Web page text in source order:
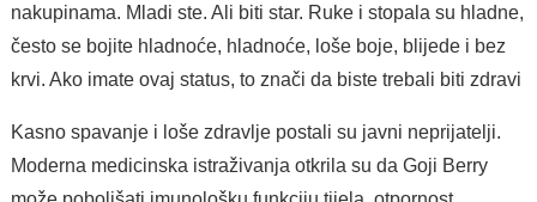
nakupinama. Mladi ste. Ali biti star. Ruke i stopala su hladne,
često se bojite hladnoće, hladnoće, loše boje, blijede i bez
krvi. Ako imate ovaj status, to znači da biste trebali biti zdravi
Kasno spavanje i loše zdravlje postali su javni neprijatelji.
Moderna medicinska istraživanja otkrila su da Goji Berry